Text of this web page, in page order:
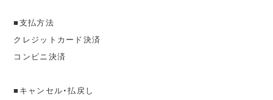
■支払方法
クレジットカード決済
コンビニ決済
■キャンセル・払戻し